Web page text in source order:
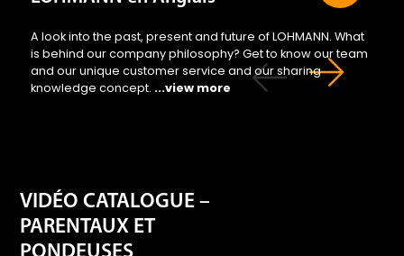
is behind our company philosophy? Get to know our team
and our unique customer service and our sharing
knowledge concept....view more
VIDÉO CATALOGUE –
PARENTAUX ET
PONDEUSES